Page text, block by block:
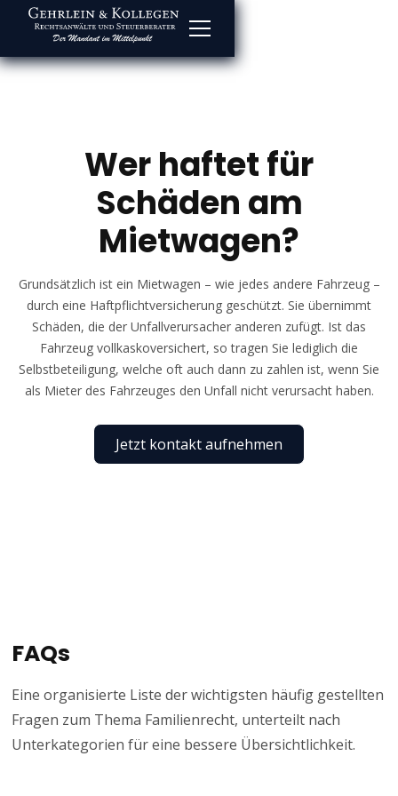
Wer haftet für
Schäden am
Mietwagen?
Grundsätzlich ist ein Mietwagen – wie jedes andere Fahrzeug –
durch eine Haftpflichtversicherung geschützt. Sie übernimmt
Schäden, die der Unfallverursacher anderen zufügt. Ist das
Fahrzeug vollkaskoversichert, so tragen Sie lediglich die
Selbstbeteiligung, welche oft auch dann zu zahlen ist, wenn Sie
als Mieter des Fahrzeuges den Unfall nicht verursacht haben.
Jetzt kontakt aufnehmen
FAQs
Eine organisierte Liste der wichtigsten häufig gestellten
Fragen zum Thema Familienrecht, unterteilt nach
Unterkategorien für eine bessere Übersichtlichkeit.